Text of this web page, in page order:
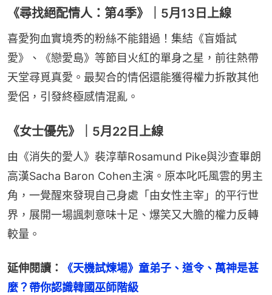
《尋找絕配情人：第4季》｜5月13日上線
喜愛狗血實境秀的粉絲不能錯過！集結《盲婚試
愛》、《戀愛島》等節目火紅的單身之星，前往熱帶
天堂尋覓真愛。最契合的情侶還能獲得權力拆散其他
愛侶，引發終極感情混亂。
《女士優先》｜5月22日上線
由《消失的愛人》裴淳華Rosamund Pike與沙查畢朗
高漢Sacha Baron Cohen主演。原本叱吒風雲的男主
角，一覺醒來發現自己身處「由女性主宰」的平行世
界，展開一場諷刺意味十足、爆笑又大膽的權力反轉
較量。
延伸閱讀：
《天機試煉場》童弟子、道令、萬神是甚
麼？帶你認識韓國巫師階級